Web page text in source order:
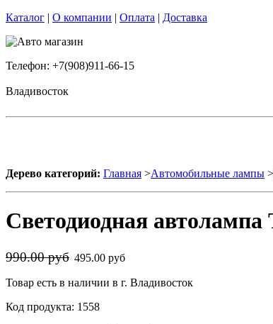
Каталог | О компании | Оплата | Доставка
Телефон: +7(908)911-66-15
Владивосток
Дерево категорий: Главная >Автомобильные лампы >
Светодиодная
990.00 руб 495.00 руб
Товар есть в наличии в г. Владивосток
Код продукта: 1558